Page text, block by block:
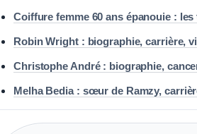
Coiffure femme 60 ans épanouie : les
Robin Wright : biographie, carrière,
Christophe André : biographie,
Melha Bedia : sœur de Ramzy,